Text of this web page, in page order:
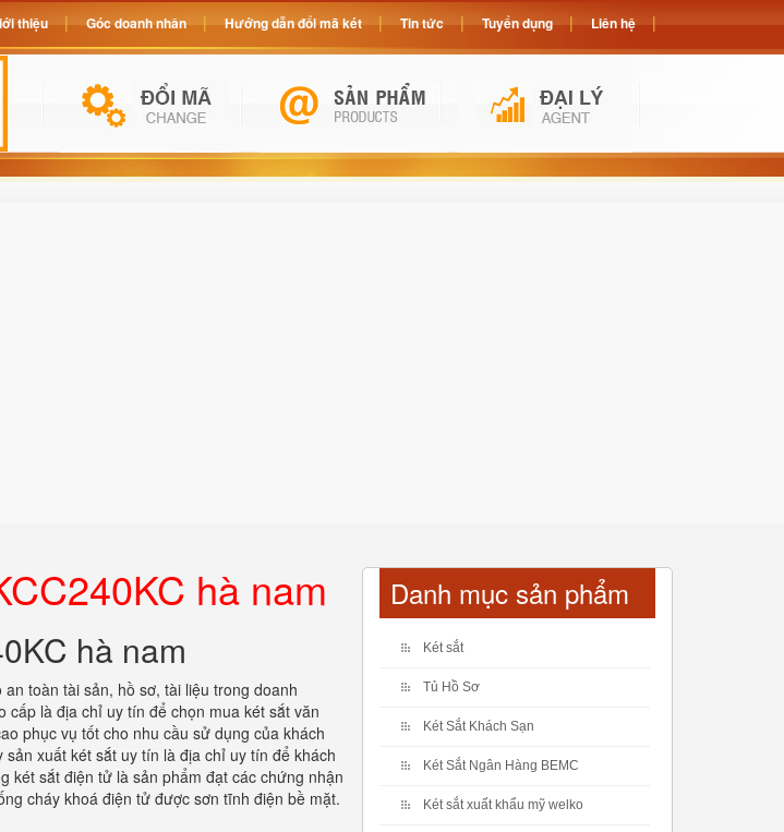
hà nam
hà nam
an toàn tài sản, hồ sơ, tài liệu trong doanh
là địa chỉ uy tín để chọn mua két sắt văn
phục vụ tốt cho nhu cầu sử dụng của khách
xuất két sắt uy tín là địa chỉ uy tín để khách
két sắt điện tử là sản phẩm đạt các chứng nhận
cháy khoá điện tử được sơn tĩnh điện bề mặt.
Danh mục sản phẩm
Két sắt
Tủ Hồ Sơ
Két Sắt Khách Sạn
Két Sắt Ngân Hàng BEMC
Két sắt xuất khẩu mỹ welko
thiệu Góc doanh nhân Hướng dẫn đổi mã két Tin tức Tuyển dụng Liên hệ